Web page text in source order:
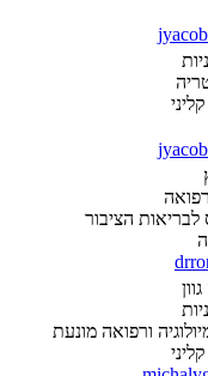
לבריאות הציבור
ורפואה מונעת